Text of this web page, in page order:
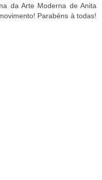
da Arte Moderna de Anita
Parabéns à todas!